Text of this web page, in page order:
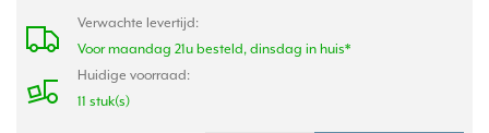
Verwachte levertijd:
Voor maandag 21u besteld, dinsdag in huis*
Huidige voorraad:
11 stuk(s)